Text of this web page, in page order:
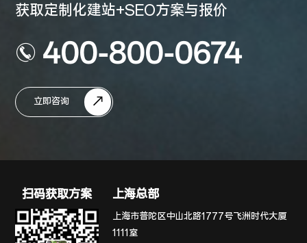
获取定制化建站+SEO方案与报价
400-800-0674
立即咨询
扫码获取方案 上海总部
上海市普陀区中山北路1777号飞洲时代大厦
1111室